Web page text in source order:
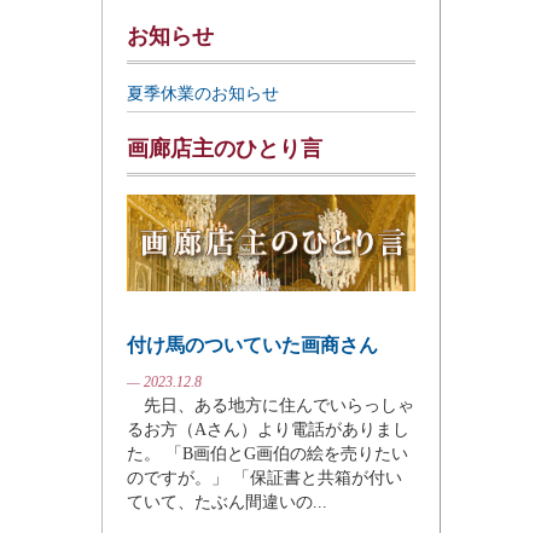
お知らせ
夏季休業のお知らせ
画廊店主のひとり言
付け馬のついていた画商さん
— 2023.12.8
先日、ある地方に住んでいらっしゃ
るお方（Aさん）より電話がありまし
た。 「B画伯とG画伯の絵を売りたい
のですが。」 「保証書と共箱が付い
ていて、たぶん間違いの...